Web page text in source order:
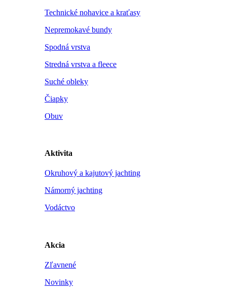
Technické nohavice a kraťasy
Nepremokavé bundy
Spodná vrstva
Stredná vrstva a fleece
Suché obleky
Čiapky
Obuv
Aktivita
Okruhový a kajutový jachting
Námorný jachting
Vodáctvo
Akcia
Zľavnené
Novinky